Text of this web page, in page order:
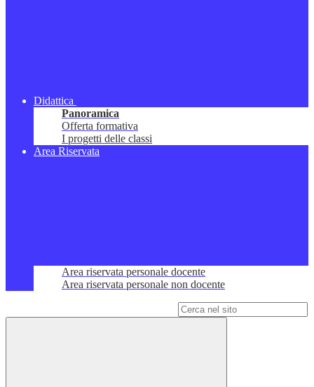
Didattica
Panoramica
Offerta formativa
I progetti delle classi
Area Riservata
Area riservata personale docente
Area riservata personale non docente